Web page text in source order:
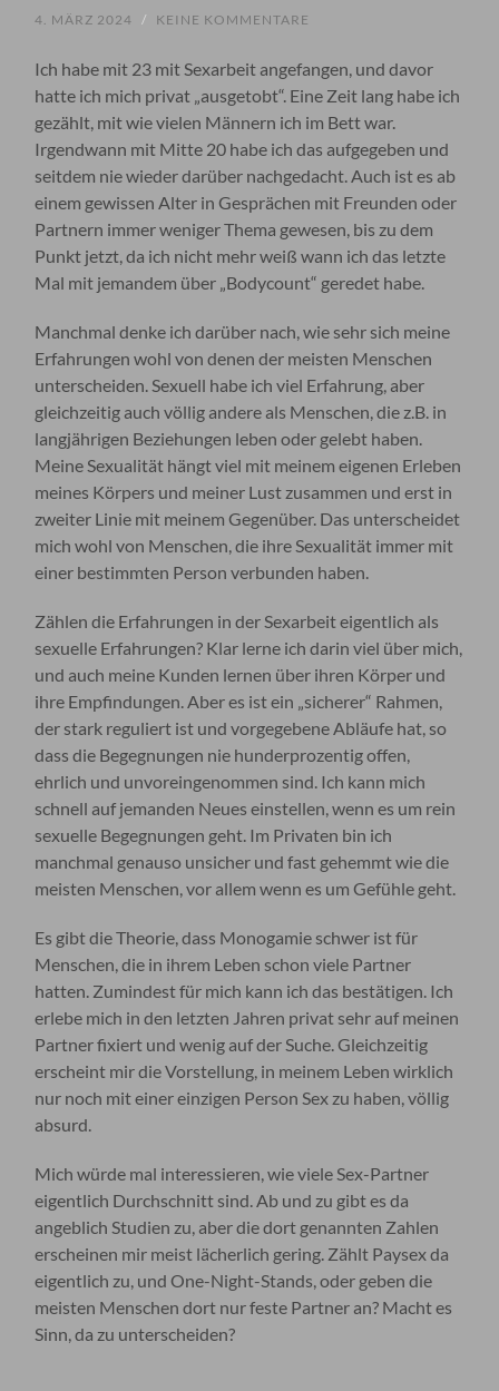
4. MÄRZ 2024 / KEINE KOMMENTARE
Ich habe mit 23 mit Sexarbeit angefangen, und davor
hatte ich mich privat „ausgetobt“. Eine Zeit lang habe ich
gezählt, mit wie vielen Männern ich im Bett war.
Irgendwann mit Mitte 20 habe ich das aufgegeben und
seitdem nie wieder darüber nachgedacht. Auch ist es ab
einem gewissen Alter in Gesprächen mit Freunden oder
Partnern immer weniger Thema gewesen, bis zu dem
Punkt jetzt, da ich nicht mehr weiß wann ich das letzte
Mal mit jemandem über „Bodycount“ geredet habe.
Manchmal denke ich darüber nach, wie sehr sich meine
Erfahrungen wohl von denen der meisten Menschen
unterscheiden. Sexuell habe ich viel Erfahrung, aber
gleichzeitig auch völlig andere als Menschen, die z.B. in
langjährigen Beziehungen leben oder gelebt haben.
Meine Sexualität hängt viel mit meinem eigenen Erleben
meines Körpers und meiner Lust zusammen und erst in
zweiter Linie mit meinem Gegenüber. Das unterscheidet
mich wohl von Menschen, die ihre Sexualität immer mit
einer bestimmten Person verbunden haben.
Zählen die Erfahrungen in der Sexarbeit eigentlich als
sexuelle Erfahrungen? Klar lerne ich darin viel über mich,
und auch meine Kunden lernen über ihren Körper und
ihre Empfindungen. Aber es ist ein „sicherer“ Rahmen,
der stark reguliert ist und vorgegebene Abläufe hat, so
dass die Begegnungen nie hunderprozentig offen,
ehrlich und unvoreingenommen sind. Ich kann mich
schnell auf jemanden Neues einstellen, wenn es um rein
sexuelle Begegnungen geht. Im Privaten bin ich
manchmal genauso unsicher und fast gehemmt wie die
meisten Menschen, vor allem wenn es um Gefühle geht.
Es gibt die Theorie, dass Monogamie schwer ist für
Menschen, die in ihrem Leben schon viele Partner
hatten. Zumindest für mich kann ich das bestätigen. Ich
erlebe mich in den letzten Jahren privat sehr auf meinen
Partner fixiert und wenig auf der Suche. Gleichzeitig
erscheint mir die Vorstellung, in meinem Leben wirklich
nur noch mit einer einzigen Person Sex zu haben, völlig
absurd.
Mich würde mal interessieren, wie viele Sex-Partner
eigentlich Durchschnitt sind. Ab und zu gibt es da
angeblich Studien zu, aber die dort genannten Zahlen
erscheinen mir meist lächerlich gering. Zählt Paysex da
eigentlich zu, und One-Night-Stands, oder geben die
meisten Menschen dort nur feste Partner an? Macht es
Sinn, da zu unterscheiden?